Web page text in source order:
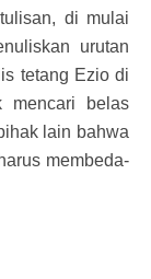
di mulai
urutan
tetang Ezio di
mencari belas
lain bahwa
membeda-